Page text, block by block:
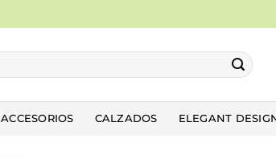
ACCESORIOS CALZADOS ELEGANT